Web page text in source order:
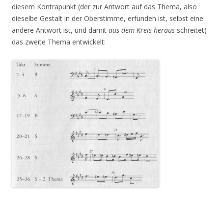
diesem Kontrapunkt (der zur Antwort auf das Thema, also
dieselbe Gestalt in der Oberstimme, erfunden ist, selbst eine
andere Antwort ist, und damit aus dem Kreis heraus schreitet)
das zweite Thema entwickelt: